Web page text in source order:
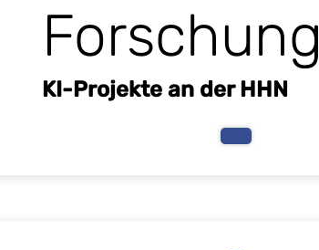
Forschung
KI-Projekte an der HHN